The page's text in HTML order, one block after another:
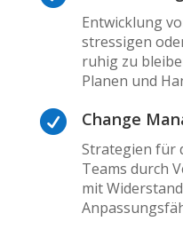
Entwicklung
stressigen
ruhig zu
Planen und
 Change
Strategien für
Teams durch
mit